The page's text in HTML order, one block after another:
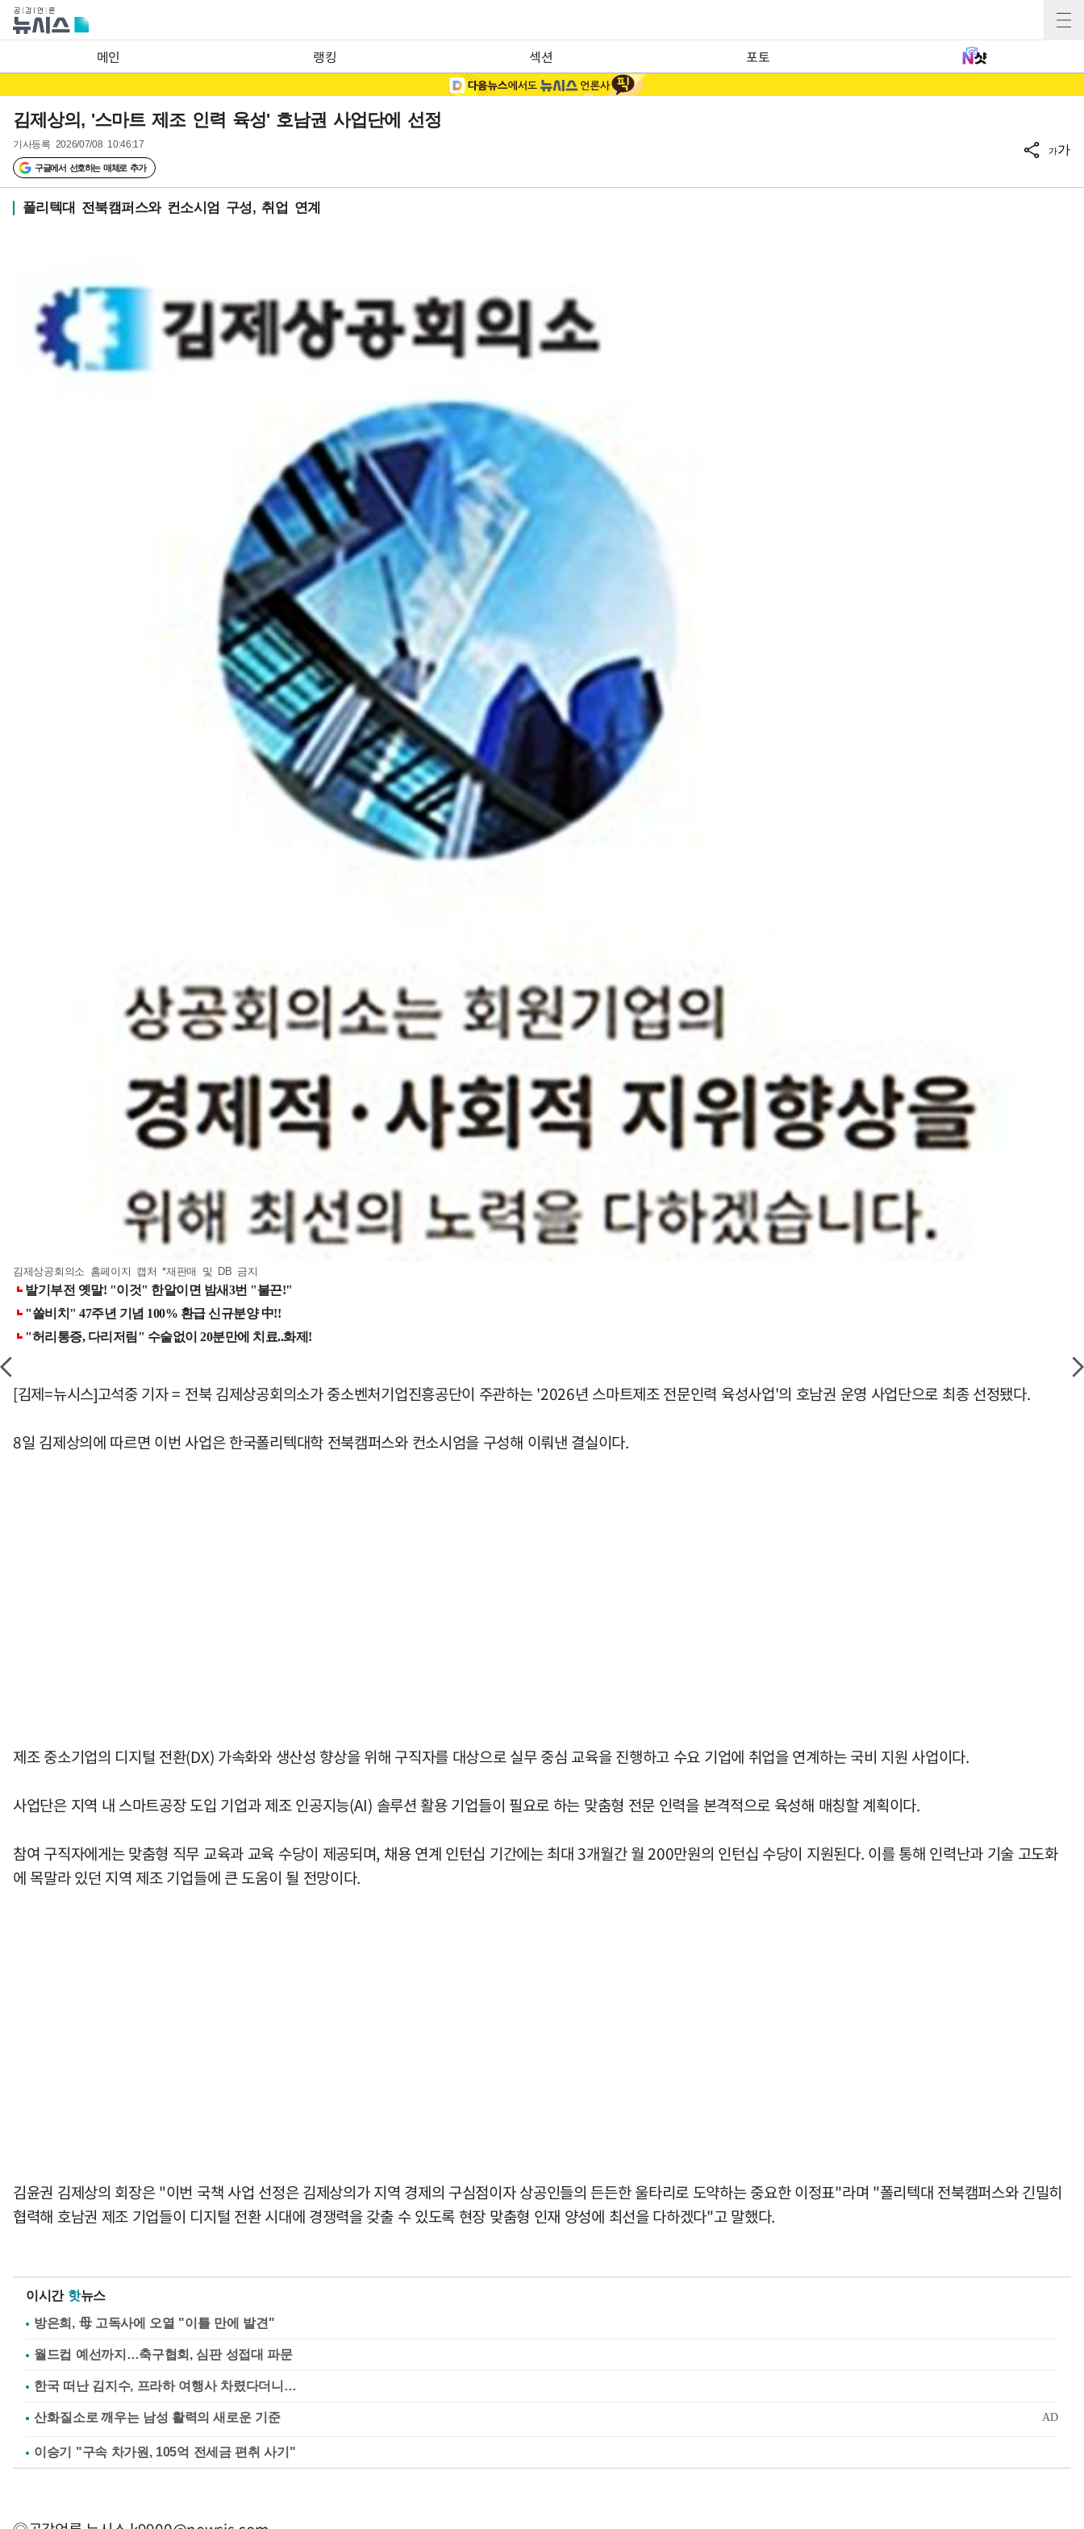
메인 랭킹 섹션 포토
김제상의, '스마트 제조 인력 육성' 호남권 사업단에 선정
기사등록 2026/07/08 10:46:17
구글에서 선호하는 매체로 추가
가가
폴리텍대 전북캠퍼스와 컨소시엄 구성, 취업 연계
김제상공회의소 홈페이지 캡처 *재판매 및 DB 금지
[김제=뉴시스]고석중 기자 = 전북 김제상공회의소가 중소벤처기업진흥공단이 주관하는 '2026년 스마트제조 전문인력 육성사업'의 호남권 운영 사업단으로 최종 선정됐다.
8일 김제상의에 따르면 이번 사업은 한국폴리텍대학 전북캠퍼스와 컨소시엄을 구성해 이뤄낸 결실이다.
제조 중소기업의 디지털 전환(DX) 가속화와 생산성 향상을 위해 구직자를 대상으로 실무 중심 교육을 진행하고 수요 기업에 취업을 연계하는 국비 지원 사업이다.
사업단은 지역 내 스마트공장 도입 기업과 제조 인공지능(AI) 솔루션 활용 기업들이 필요로 하는 맞춤형 전문 인력을 본격적으로 육성해 매칭할 계획이다.
참여 구직자에게는 맞춤형 직무 교육과 교육 수당이 제공되며, 채용 연계 인턴십 기간에는 최대 3개월간 월 200만원의 인턴십 수당이 지원된다. 이를 통해 인력난과 기술 고도화
에 목말라 있던 지역 제조 기업들에 큰 도움이 될 전망이다.
김윤권 김제상의 회장은 "이번 국책 사업 선정은 김제상의가 지역 경제의 구심점이자 상공인들의 든든한 울타리로 도약하는 중요한 이정표"라며 "폴리텍대 전북캠퍼스와 긴밀히
협력해 호남권 제조 기업들이 디지털 전환 시대에 경쟁력을 갖출 수 있도록 현장 맞춤형 인재 양성에 최선을 다하겠다"고 말했다.
이시간 핫뉴스
방은희, 母 고독사에 오열 "이틀 만에 발견"
월드컵 예선까지…축구협회, 심판 성접대 파문
한국 떠난 김지수, 프라하 여행사 차렸다더니…
이승기 "구속 차가원, 105억 전세금 편취 사기"